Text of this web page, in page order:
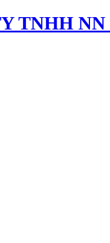
TNHH